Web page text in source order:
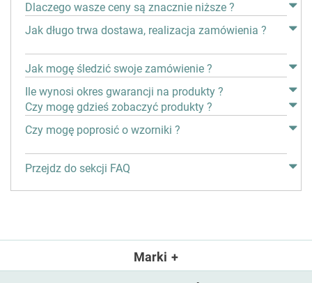
Dlaczego wasze ceny są znacznie niższe ?
Jak długo trwa dostawa, realizacja zamówienia ?
Jak mogę śledzić swoje zamówienie ?
Ile wynosi okres gwarancji na produkty ?
Czy mogę gdzieś zobaczyć produkty ?
Czy mogę poprosić o wzorniki ?
Przejdz do sekcji FAQ
Marki